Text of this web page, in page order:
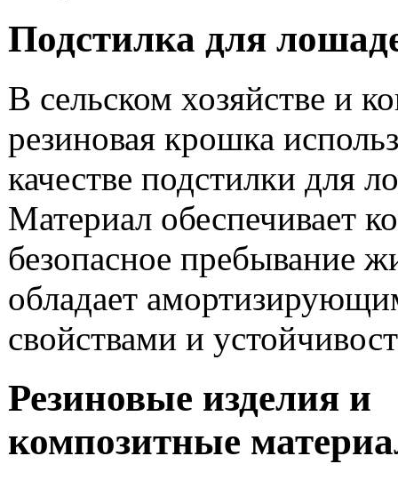
Подстилка для
В сельском хозяйстве и
резиновая крошка
качестве подстилки для
Материал обеспечивает
безопасное пребывание
обладает
свойствами и
Резиновые изделия и
композитные